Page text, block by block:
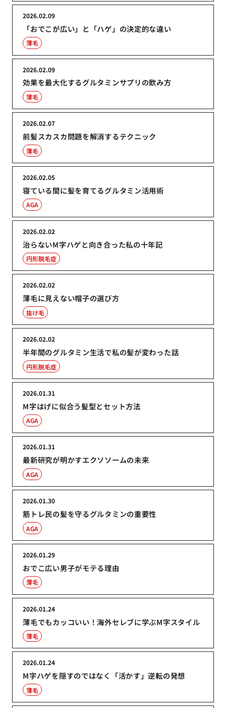
「おでこが広い」と「ハゲ」の決定的な違い
2026.02.09
薄毛
効果を最大化するグルタミンサプリの飲み方
2026.02.09
薄毛
前髪スカスカ問題を解消するテクニック
2026.02.07
薄毛
寝ている間に髪を育てるグルタミン活用術
2026.02.05
AGA
治らないM字ハゲと向き合った私の十年記
2026.02.02
円形脱毛症
薄毛に見えない帽子の選び方
2026.02.02
抜け毛
半年間のグルタミン生活で私の髪が変わった話
2026.02.02
円形脱毛症
M字はげに似合う髪型とセット方法
2026.01.31
AGA
最新研究が明かすエクソソームの未来
2026.01.31
AGA
筋トレ民の髪を守るグルタミンの重要性
2026.01.30
AGA
おでこ広い男子がモテる理由
2026.01.29
薄毛
薄毛でもカッコいい！海外セレブに学ぶM字スタイル
2026.01.24
薄毛
M字ハゲを隠すのではなく「活かす」逆転の発想
2026.01.24
薄毛